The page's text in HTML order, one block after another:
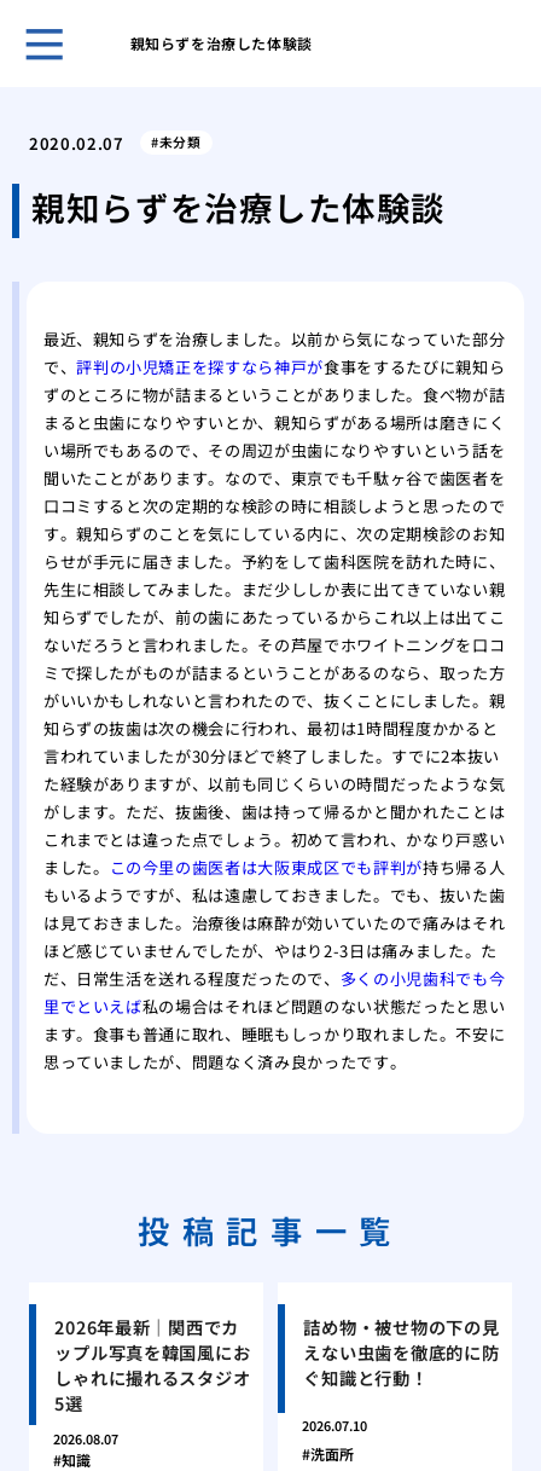
親知らずを治療した体験談
歯
美
の詳
2020.02.07 未分類
親知らずを治療した体験談
最近、親知らずを治療しました。以前から気になっていた部分
で、評判の小児矯正を探すなら神戸が食事をするたびに親知ら
ずのところに物が詰まるということがありました。食べ物が詰
まると虫歯になりやすいとか、親知らずがある場所は磨きにく
い場所でもあるので、その周辺が虫歯になりやすいという話を
聞いたことがあります。なので、 東京でも千駄ヶ谷で歯医者を
口コミすると次の定期的な検診の時に相談しようと思ったので
す。親知らずのことを気にしている内に、次の定期検診のお知
らせが手元に届きました。予約をして歯科医院を訪れた時に、
先生に相談してみました。まだ少ししか表に出てきていない親
知らずでしたが、前の歯にあたっているからこれ以上は出てこ
ないだろうと言われました。 その芦屋でホワイトニングを口コ
ミで探したがものが詰まるということがあるのなら、取った方
がいいかもしれないと言われたので、抜くことにしました。親
知らずの抜歯は次の機会に行われ、最初は1時間程度かかると
言われていましたが30分ほどで終了しました。すでに2本抜い
た経験がありますが、以前も同じくらいの時間だったような気
がします。ただ、抜歯後、歯は持って帰るかと聞かれたことは
これまでとは違った点でしょう。初めて言われ、かなり戸惑い
ました。 この今里の歯医者は大阪東成区でも評判が持ち帰る人
もいるようですが、私は遠慮しておきました。でも、抜いた歯
は見ておきました。治療後は麻酔が効いていたので痛みはそれ
ほど感じていませんでしたが、やはり2-3日は痛みました。た
だ、日常生活を送れる程度だったので、 多くの小児歯科でも今
里でといえば私の場合はそれほど問題のない状態だったと思い
ます。食事も普通に取れ、睡眠もしっかり取れました。不安に
思っていましたが、問題なく済み良かったです。
投稿記事一覧
2026年最新｜関西でカ
ップル写真を韓国風にお
しゃれに撮れるスタジオ
5選
2026.08.07
知識
詰め物・被せ物の下の見
えない虫歯を徹底的に防
ぐ知識と行動！
2026.07.10
洗面所